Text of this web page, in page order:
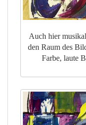
Auch hier
den Raum des
Farbe, laute